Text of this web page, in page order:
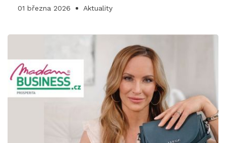
01 března 2026 Aktuality